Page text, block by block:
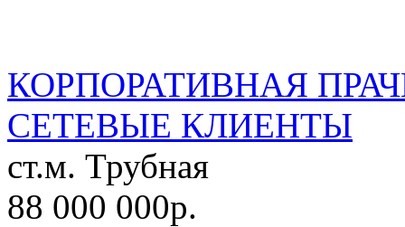
КОРПОРАТИВНАЯ
СЕТЕВЫЕ КЛИЕНТЫ
ст.м. Трубная
88 000 000р.